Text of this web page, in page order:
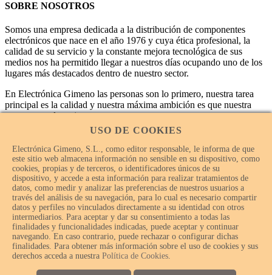
SOBRE NOSOTROS
Somos una empresa dedicada a la distribución de componentes
electrónicos que nace en el año 1976 y cuya ética profesional, la
calidad de su servicio y la constante mejora tecnológica de sus
medios nos ha permitido llegar a nuestros días ocupando uno de los
lugares más destacados dentro de nuestro sector.
En Electrónica Gimeno las personas son lo primero, nuestra tarea
principal es la calidad y nuestra máxima ambición es que nuestra
empresa sea la mejor.
© Electrónica Gimeno 2018 – 2026 - Todos los derechos
USO DE COOKIES
Electrónica Gimeno, S.L., como editor responsable, le informa de que
este sitio web almacena información no sensible en su dispositivo, como
cookies, propias y de terceros, o identificadores únicos de su
dispositivo, y accede a esta información para realizar tratamientos de
datos, como medir y analizar las preferencias de nuestros usuarios a
través del análisis de su navegación, para lo cual es necesario compartir
datos y perfiles no vinculados directamente a su identidad con otros
intermediarios. Para aceptar y dar su consentimiento a todas las
finalidades y funcionalidades indicadas, puede aceptar y continuar
navegando. En caso contrario, puede rechazar o configurar dichas
finalidades. Para obtener más información sobre el uso de cookies y sus
derechos acceda a nuestra Política de Cookies.